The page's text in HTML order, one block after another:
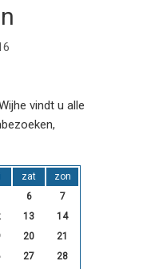
vindt u alle
zat
zon
6
7
13
14
20
21
27
28